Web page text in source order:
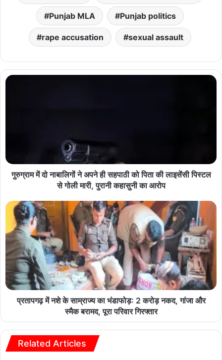
Punjab MLA Punjab politics
rape accusation sexual assault
गुरुग्राम में दो नाबालिगों ने अपने ही सहपाठी को पिता की लाइसेंसी पिस्टल
से गोली मारी, पुरानी कहासुनी का आरोप
प्रतापगढ़ में नशे के साम्राज्य का भंडाफोड़: 2 करोड़ नकद, गांजा और
स्मैक बरामद, पूरा परिवार गिरफ्तार
Related Articles